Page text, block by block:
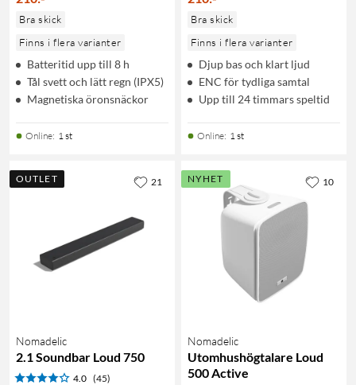
Bra skick
Finns i flera varianter
Batteritid upp till 8 h
Tål svett och lätt regn (IPX5)
Magnetiska öronsnäckor
Online: 1 st
Bra skick
Finns i flera varianter
Djup bas och klart ljud
ENC för tydliga samtal
Upp till 24 timmars speltid
Online: 1 st
OUTLET
Nomadelic
2.1 Soundbar Loud 750
4.0 (45)
21 NYHET
Nomadelic
Utomhushögtalare Loud
500 Active
10